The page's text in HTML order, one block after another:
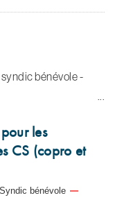
bénévole -
les
CS (copro et
bénévole